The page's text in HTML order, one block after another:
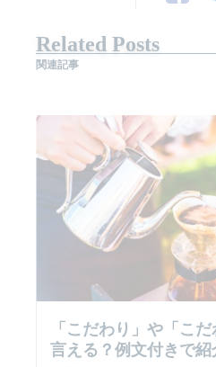
Related Posts
関連記事
「こだわり」や「こ
言える？例文付きで紹